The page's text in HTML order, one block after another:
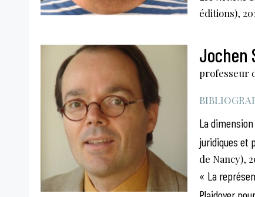
éditions),
Jochen
professeur
La
juridiques et
de Nancy),
« La